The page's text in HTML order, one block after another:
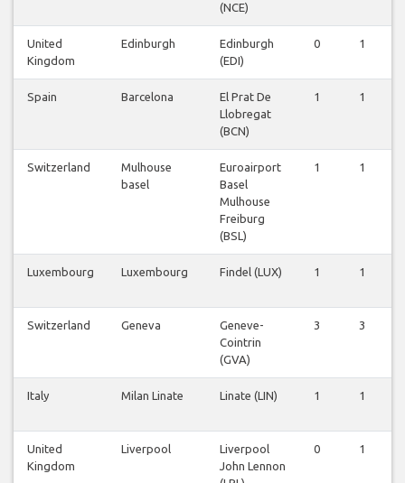
(NCE)
United
Kingdom
Edinburgh
Edinburgh
(EDI)
0 1
Spain Barcelona
El Prat De
Llobregat
(BCN)
1 1
Switzerland
Mulhouse
basel
Euroairport
Basel
Mulhouse
Freiburg
(BSL)
1 1
Luxembourg Luxembourg Findel (LUX) 1 1
Switzerland Geneva
Geneve-
Cointrin
(GVA)
3 3
Italy Milan Linate Linate (LIN) 1 1
United
Kingdom
Liverpool
Liverpool
John Lennon
0 1